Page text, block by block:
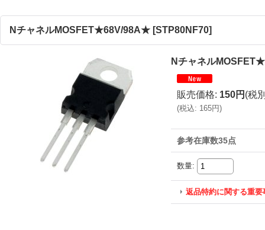
NチャネルMOSFET★68V/98A★ [STP80NF70]
Nチャネル
販売価格: 150円 (税
(税込: 165円)
参考在庫数35点
数量:
返品特約に関する重要